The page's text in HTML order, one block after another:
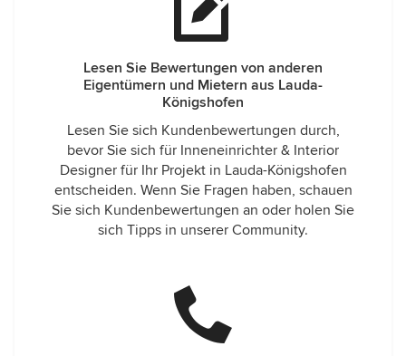
Lesen Sie Bewertungen von anderen
Eigentümern und Mietern aus Lauda-
Königshofen
Lesen Sie sich Kundenbewertungen durch,
bevor Sie sich für Inneneinrichter & Interior
Designer für Ihr Projekt in Lauda-Königshofen
entscheiden. Wenn Sie Fragen haben, schauen
Sie sich Kundenbewertungen an oder holen Sie
sich Tipps in unserer Community.